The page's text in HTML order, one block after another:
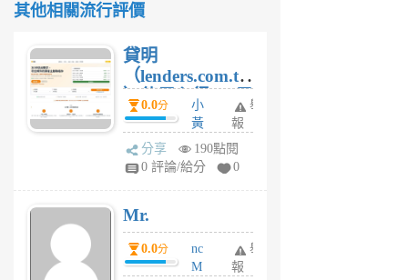
其他相關流行評價
貸明
（lenders.com.tw
）使用心得 — 民
間貸款比較平台
體驗
0.0分
小
黃
蜂
1
舉
報
分享
190點閱
0 評論/給分
0
Mr.
0.0分
nc
M
舉
報